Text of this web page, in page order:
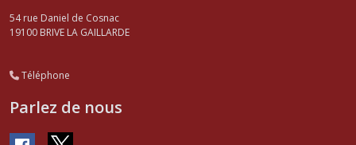
54 rue Daniel de Cosnac
19100 BRIVE LA GAILLARDE
Téléphone
Parlez de nous